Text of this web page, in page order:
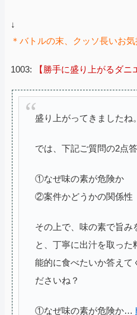
↓
＊バトルの末、クッソ長いお
1003: 【勝手に盛り上がるダニ
盛り上がってきましたね。
では、下記ご質問の2点答
①なぜ味の素が危険か
②案件かどうかの関係性
その上で、味の素で旨み
と、丁寧に出汁を取った
能的に食べたいか答えて
ださいね？
①なぜ味の素が危険か…